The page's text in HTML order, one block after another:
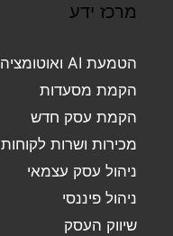
מרכז ידע
הטמעת AI ואוטומציה
הקמת מסעדות
הקמת עסק חדש
מכירות ושרות לקוחות
ניהול עסק עצמאי
ניהול פיננסי
שיווק העסק